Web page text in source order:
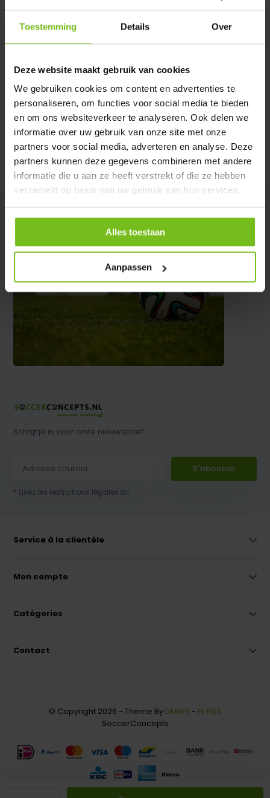
Toestemming Details Over
Deze website maakt gebruik van cookies
We gebruiken cookies om content en advertenties te
personaliseren, om functies voor social media te bieden
en om ons websiteverkeer te analyseren. Ook delen we
informatie over uw gebruik van onze site met onze
partners voor social media, adverteren en analyse. Deze
partners kunnen deze gegevens combineren met andere
informatie die u aan ze heeft verstrekt of die ze hebben
verzameld op basis van uw gebruik van hun services.
Alles toestaan
Aanpassen
Spécifications
Évaluations
Partager
Schrijf je in voor onze nieuwsbrief
S'abonner
* Lisez les restrictions légales ici
Service à la clientèle
Mon compte
Catégories
Contact
© Copyright 2026 - Theme By DMWS - Fil RSS
SoccerConcepts